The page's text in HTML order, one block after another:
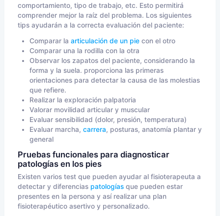
comportamiento, tipo de trabajo, etc. Esto permitirá
comprender mejor la raíz del problema. Los siguientes
tips ayudarán a la correcta evaluación del paciente:
Comparar la articulación de un pie con el otro
Comparar una la rodilla con la otra
Observar los zapatos del paciente, considerando la
forma y la suela. proporciona las primeras
orientaciones para detectar la causa de las molestias
que refiere.
Realizar la exploración palpatoria
Valorar movilidad articular y muscular
Evaluar sensibilidad (dolor, presión, temperatura)
Evaluar marcha, carrera, posturas, anatomía plantar y
general
Pruebas funcionales para diagnosticar
patologías en los pies
Existen varios test que pueden ayudar al fisioterapeuta a
detectar y diferencias patologías que pueden estar
presentes en la persona y así realizar una plan
fisioterapéutico asertivo y personalizado.